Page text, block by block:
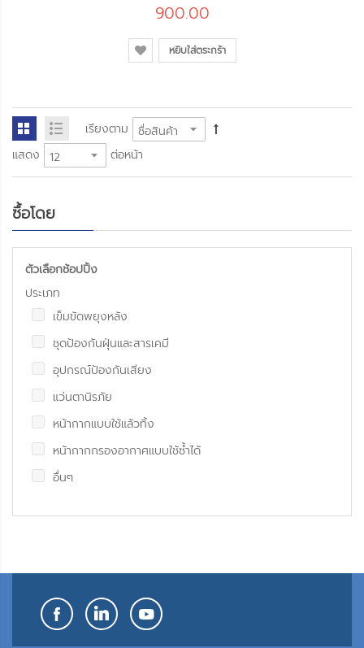
900.00
หยิบใส่ตระกร้า
เรียงตาม
แสดง
ต่อหน้า
ซื้อโดย
ตัวเลือกช้อปปิ้ง
ประเภท
เข็มขัดพยุงหลัง
ชุดป้องกันฝุ่นและสารเคมี
อุปกรณ์ป้องกันเสียง
แว่นตานิรภัย
หน้ากากแบบใช้แล้วทิ้ง
หน้ากากกรองอากาศแบบใช้ซ้ำได้
อื่นๆ